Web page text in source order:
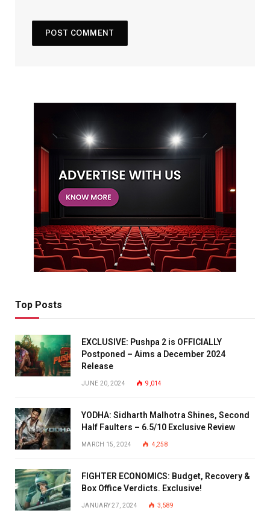
Top Posts
EXCLUSIVE: Pushpa 2 is OFFICIALLY
Postponed – Aims a December 2024
Release
JUNE 20, 2024 9,014
YODHA: Sidharth Malhotra Shines, Second
Half Faulters – 6.5/10 Exclusive Review
MARCH 15, 2024 4,258
FIGHTER ECONOMICS: Budget, Recovery &
Box Office Verdicts. Exclusive!
JANUARY 27, 2024 3,589